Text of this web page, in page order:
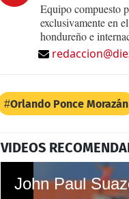
Equipo compuesto
exclusivamente en
hondureño e
Orlando Ponce Morazán
VIDEOS